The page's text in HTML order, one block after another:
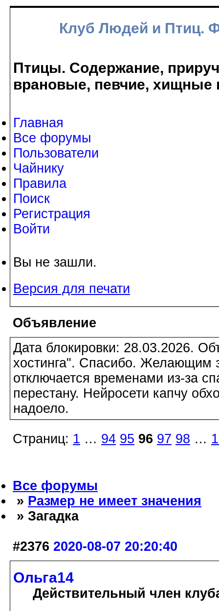
Клуб Людей и Птиц.
Птицы. Содержание,
врановые, певчие, хищные
Главная
Все форумы
Пользователи
Чайнику
Правила
Поиск
Регистрация
Войти
Вы не зашли.
Версия для печати
Объявление
Дата блокировки: 28.03.2026.
хостинга". Спасибо. Желающим
отключается временами из-за
перестану. Нейросети капчу
надоело.
Страниц: 1 … 94 95 96 97 98 …
Все форумы
» Размер не имеет значения
» Загадка
#2376 2020-08-07 20:20:40
Ольга14
Действительный член